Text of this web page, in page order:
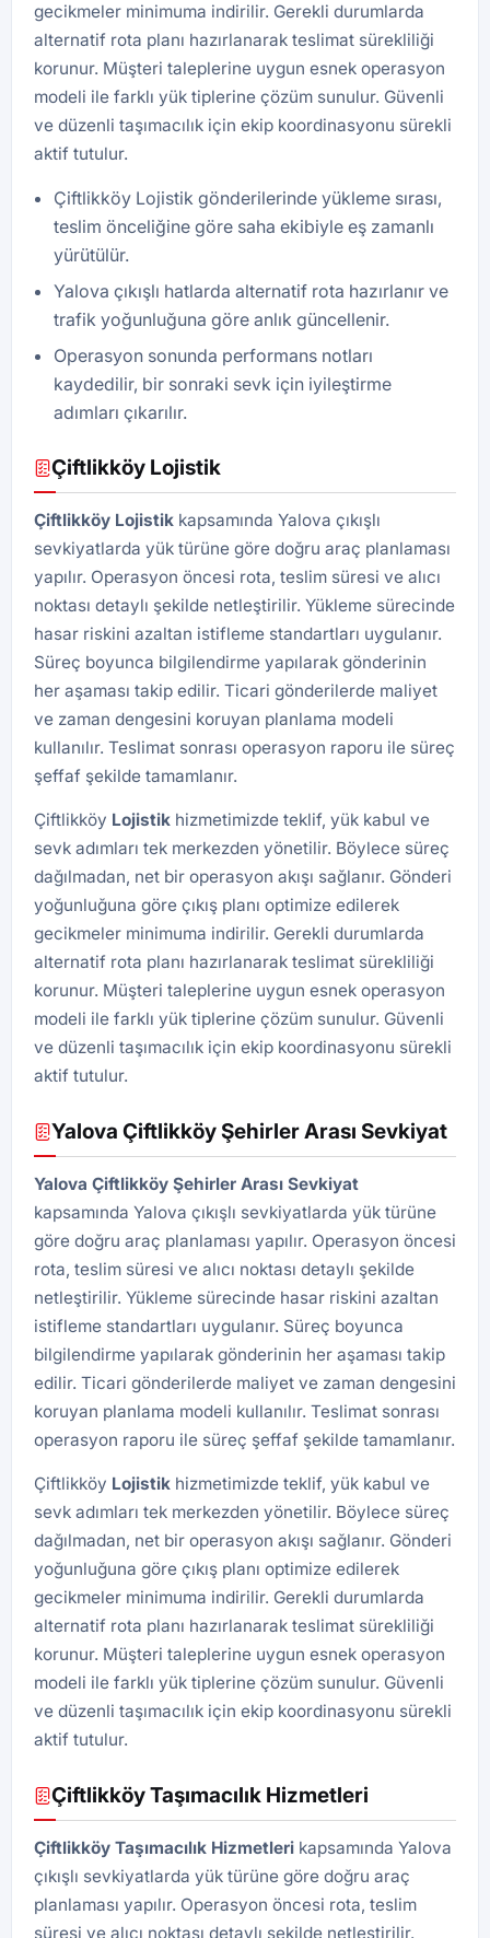
gecikmeler minimuma indirilir. Gerekli durumlarda
alternatif rota planı hazırlanarak teslimat sürekliliği
korunur. Müşteri taleplerine uygun esnek operasyon
modeli ile farklı yük tiplerine çözüm sunulur. Güvenli
ve düzenli taşımacılık için ekip koordinasyonu sürekli
aktif tutulur.
Çiftlikköy Lojistik gönderilerinde yükleme sırası,
teslim önceliğine göre saha ekibiyle eş zamanlı
yürütülür.
Yalova çıkışlı hatlarda alternatif rota hazırlanır ve
trafik yoğunluğuna göre anlık güncellenir.
Operasyon sonunda performans notları
kaydedilir, bir sonraki sevk için iyileştirme
adımları çıkarılır.
Çiftlikköy Lojistik
Çiftlikköy Lojistik kapsamında Yalova çıkışlı
sevkiyatlarda yük türüne göre doğru araç planlaması
yapılır. Operasyon öncesi rota, teslim süresi ve alıcı
noktası detaylı şekilde netleştirilir. Yükleme sürecinde
hasar riskini azaltan istifleme standartları uygulanır.
Süreç boyunca bilgilendirme yapılarak gönderinin
her aşaması takip edilir. Ticari gönderilerde maliyet
ve zaman dengesini koruyan planlama modeli
kullanılır. Teslimat sonrası operasyon raporu ile süreç
şeffaf şekilde tamamlanır.
Çiftlikköy Lojistik hizmetimizde teklif, yük kabul ve
sevk adımları tek merkezden yönetilir. Böylece süreç
dağılmadan, net bir operasyon akışı sağlanır. Gönderi
yoğunluğuna göre çıkış planı optimize edilerek
gecikmeler minimuma indirilir. Gerekli durumlarda
alternatif rota planı hazırlanarak teslimat sürekliliği
korunur. Müşteri taleplerine uygun esnek operasyon
modeli ile farklı yük tiplerine çözüm sunulur. Güvenli
ve düzenli taşımacılık için ekip koordinasyonu sürekli
aktif tutulur.
Yalova Çiftlikköy Şehirler Arası Sevkiyat
Yalova Çiftlikköy Şehirler Arası Sevkiyat
kapsamında Yalova çıkışlı sevkiyatlarda yük türüne
göre doğru araç planlaması yapılır. Operasyon öncesi
rota, teslim süresi ve alıcı noktası detaylı şekilde
netleştirilir. Yükleme sürecinde hasar riskini azaltan
istifleme standartları uygulanır. Süreç boyunca
bilgilendirme yapılarak gönderinin her aşaması takip
edilir. Ticari gönderilerde maliyet ve zaman dengesini
koruyan planlama modeli kullanılır. Teslimat sonrası
operasyon raporu ile süreç şeffaf şekilde tamamlanır.
Çiftlikköy Lojistik hizmetimizde teklif, yük kabul ve
sevk adımları tek merkezden yönetilir. Böylece süreç
dağılmadan, net bir operasyon akışı sağlanır. Gönderi
yoğunluğuna göre çıkış planı optimize edilerek
gecikmeler minimuma indirilir. Gerekli durumlarda
alternatif rota planı hazırlanarak teslimat sürekliliği
korunur. Müşteri taleplerine uygun esnek operasyon
modeli ile farklı yük tiplerine çözüm sunulur. Güvenli
ve düzenli taşımacılık için ekip koordinasyonu sürekli
aktif tutulur.
Çiftlikköy Taşımacılık Hizmetleri
Çiftlikköy Taşımacılık Hizmetleri kapsamında Yalova
çıkışlı sevkiyatlarda yük türüne göre doğru araç
planlaması yapılır. Operasyon öncesi rota, teslim
süresi ve alıcı noktası detaylı şekilde netleştirilir.